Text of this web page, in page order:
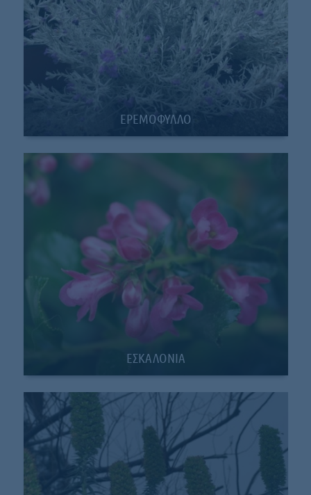
ΕΡΕΜΟΦΥΛΛΟ
ΕΣΚΑΛΟΝΙΑ